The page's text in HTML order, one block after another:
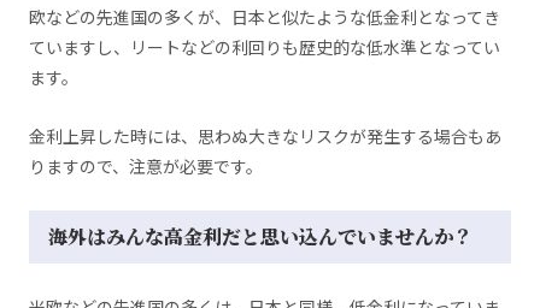
欧などの先進国の多くが、日本と似たような低金利となってき
ていますし、リートなどの利回りも歴史的な低水準となってい
ます。
金利上昇した時には、思わぬ大きなリスクが発生する場合もあ
りますので、注意が必要です。
海外はみんな高金利だと思い込んでいませんか？